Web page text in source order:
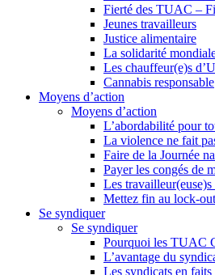
Fierté des TUAC –
Jeunes travailleurs
Justice alimentaire
La solidarité
Les chauffeur(e)s
Cannabis responsable
Moyens d’action
Moyens d’action
L’abordabilité pour
La violence ne fait
Faire de la Journée
Payer les congés de
Les
Mettez fin au lock-
Se syndiquer
Se syndiquer
Pourquoi les TUAC
L’avantage du
Les syndicats en faits